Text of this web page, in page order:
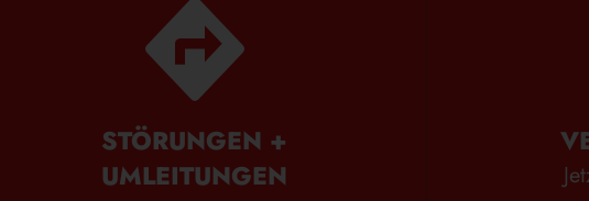
STÖRUNGEN +
UMLEITUNGEN